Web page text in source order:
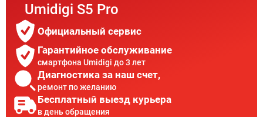
Umidigi S5 Pro
Официальный сервис
Гарантийное обслуживание
смартфона Umidigi до 3 лет
Диагностика за наш счет,
ремонт по желанию
Бесплатный выезд курьера
в день обращения